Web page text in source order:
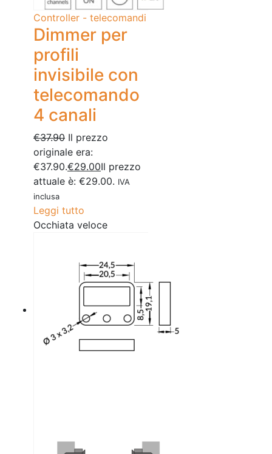
Controller - telecomandi
Dimmer per
profili
invisibile con
telecomando
4 canali
€37.90 Il prezzo
originale era:
€37.90.€29.00Il prezzo
attuale è: €29.00. IVA
inclusa
Leggi tutto
Occhiata veloce